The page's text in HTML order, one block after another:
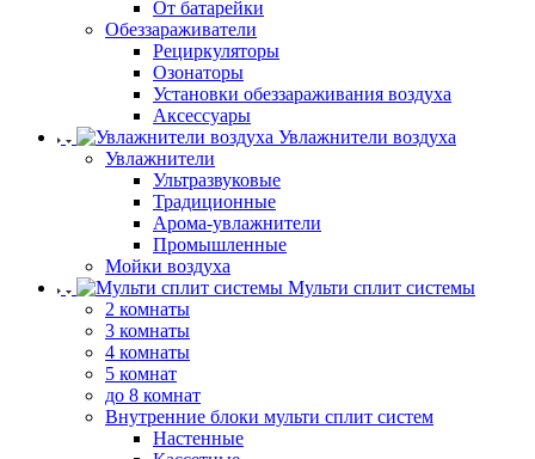
От батарейки
Обеззараживатели
Рециркуляторы
Озонаторы
Установки обеззараживания воздуха
Аксессуары
Увлажнители воздуха
Увлажнители
Ультразвуковые
Традиционные
Арома-увлажнители
Промышленные
Мойки воздуха
Мульти сплит системы
2 комнаты
3 комнаты
4 комнаты
5 комнат
до 8 комнат
Внутренние блоки мульти сплит систем
Настенные